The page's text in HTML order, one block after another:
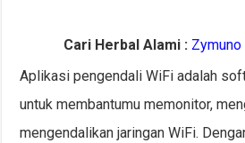
Cari Herbal Alami :
Aplikasi pengendali WiFi adalah
untuk membantumu memonitor,
mengendalikan jaringan WiFi.